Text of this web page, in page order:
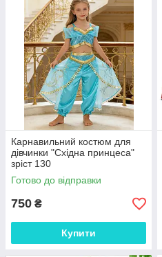
Карнавильний костюм для
дівчинки "Східна принцеса"
зріст 130
Готово до відправки
750 ₴
Купити